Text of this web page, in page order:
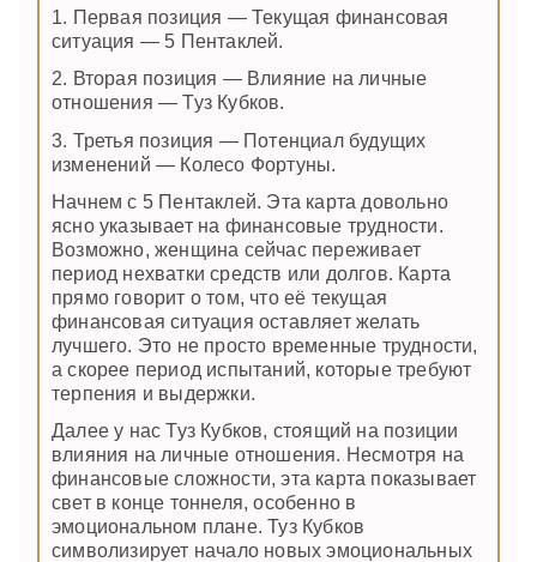
1. Первая позиция — Текущая финансовая
ситуация — 5 Пентаклей.
2. Вторая позиция — Влияние на личные
отношения — Туз Кубков.
3. Третья позиция — Потенциал будущих
изменений — Колесо Фортуны.
Начнем с 5 Пентаклей. Эта карта довольно
ясно указывает на финансовые трудности.
Возможно, женщина сейчас переживает
период нехватки средств или долгов. Карта
прямо говорит о том, что её текущая
финансовая ситуация оставляет желать
лучшего. Это не просто временные трудности,
а скорее период испытаний, которые требуют
терпения и выдержки.
Далее у нас Туз Кубков, стоящий на позиции
влияния на личные отношения. Несмотря на
финансовые сложности, эта карта показывает
свет в конце тоннеля, особенно в
эмоциональном плане. Туз Кубков
символизирует начало новых эмоциональных